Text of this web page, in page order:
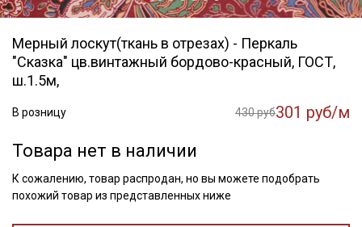
Мерный лоскут(ткань в отрезах) - Перкаль
"Сказка" цв.винтажный бордово-красный, ГОСТ,
ш.1.5м,
В розницу 430 руб301 руб/м
Товара нет в наличии
К сожалению, товар распродан, но вы можете подобрать
похожий товар из представленных ниже